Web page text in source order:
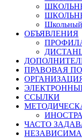
Школьный
ОБЪЯВЛЕНИЯ
ПРАВОВАЯ
ССЫЛКИ
ЧАСТО